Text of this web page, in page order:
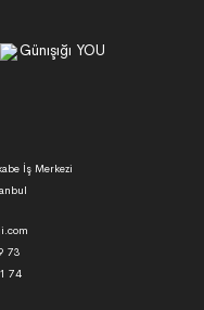
İş Merkezi
73
74